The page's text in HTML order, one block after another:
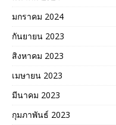
มกราคม 2024
กันยายน 2023
สิงหาคม 2023
เมษายน 2023
มีนาคม 2023
กุมภาพันธ์ 2023